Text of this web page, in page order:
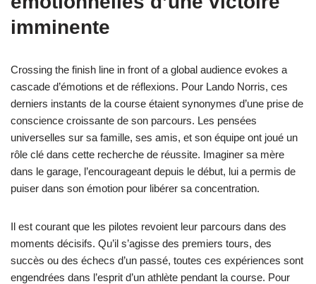
imminente
Crossing the finish line in front of a global audience evokes a
cascade d’émotions et de réflexions. Pour Lando Norris, ces
derniers instants de la course étaient synonymes d’une prise de
conscience croissante de son parcours. Les pensées
universelles sur sa famille, ses amis, et son équipe ont joué un
rôle clé dans cette recherche de réussite. Imaginer sa mère
dans le garage, l’encourageant depuis le début, lui a permis de
puiser dans son émotion pour libérer sa concentration.
Il est courant que les pilotes revoient leur parcours dans des
moments décisifs. Qu’il s’agisse des premiers tours, des
succès ou des échecs d’un passé, toutes ces expériences sont
engendrées dans l’esprit d’un athlète pendant la course. Pour